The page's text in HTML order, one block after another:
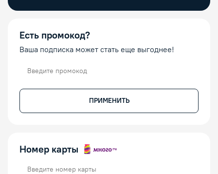
Есть промокод?
Ваша подписка может стать еще выгоднее!
ПРИМЕНИТЬ
Номер карты